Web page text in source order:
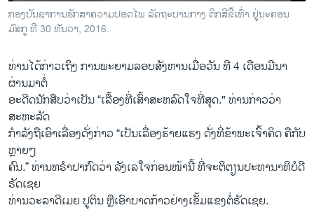
ກອງບັນຊາການຮັກສາຄວາມປອດໄພ ລັດຖະບານກາງ ຕຶກສີຂີ້ເທົ່າ ຢູ່ນະຄອນ
ມົສກູ ທີ 30 ທັນວາ, 2016.
ທ່ານ​ໄດ້ກ່າວເຖິງ ການ​ພະຍ​າມລອບ​ສັງຫານເມື່ອ​ວັນ ທີ 4 ​ເດືອນມີນາ
ຜ່ານມາຕໍ່
ອະດີດນັກ​ສືບວ່າ​ເປັນ​ “​ເລື້ອງທີ່ເສົ້າ​ສະຫ​ລົດ​ໃຈ​ທີ່​ສຸດ​." ທ່ານ​ກ່າວ​ວ່າ ​
ສະຫະລັດ
​ກຳລັງ​ຖືເອົາ​ເລື່ອງດັ່ງ​ກ່າວ “ເປັນ​ເລື່ອງ​ຮ້າຍ​ແຮງ ດັ່ງ​ທີ່​ຂ້າພ​ະ​ເຈົ້າ​ຄິດ ​ຄືກັບ​
ຫຼາຍໆ
​ຄົນ.” ທ່ານ​ທຣໍາປາກົດ​ວ່າ ​ລັງ​ເລ​ໃຈ​ກ່ອນໜ້ານີ້ ທີ່​ຈະ​ຕິຕຽນປະທານາທິບໍດີ
ຣັດ​ເຊຍ
ທ່ານວະລາດີເມຍ ປູ​ຕິນ ຫຼື​ເອົາ​ບາດ​ກ້າວ​ຢ່າງ​ເຂັ້ມ​ແຂງ​ຕໍ່​ຣັ​ດ​ເຊ​ຍ.